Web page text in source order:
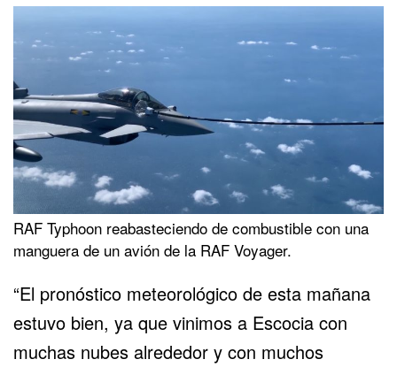
RAF Typhoon reabasteciendo de combustible con una
manguera de un avión de la RAF Voyager.
“El pronóstico meteorológico de esta mañana
estuvo bien, ya que vinimos a Escocia con
muchas nubes alrededor y con muchos